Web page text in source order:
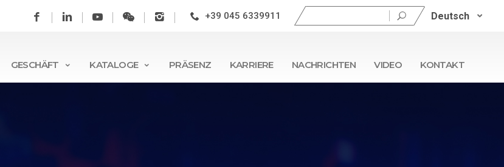
+39 045 6339911
Suchen
nach:
Deutsch
GESCHÄFT KATALOGE PRÄSENZ KARRIERE NACHRICHTEN VIDEO KONTAKT